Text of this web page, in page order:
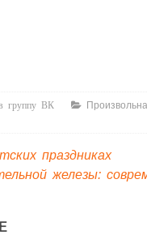
группу ВК
праздниках
железы: